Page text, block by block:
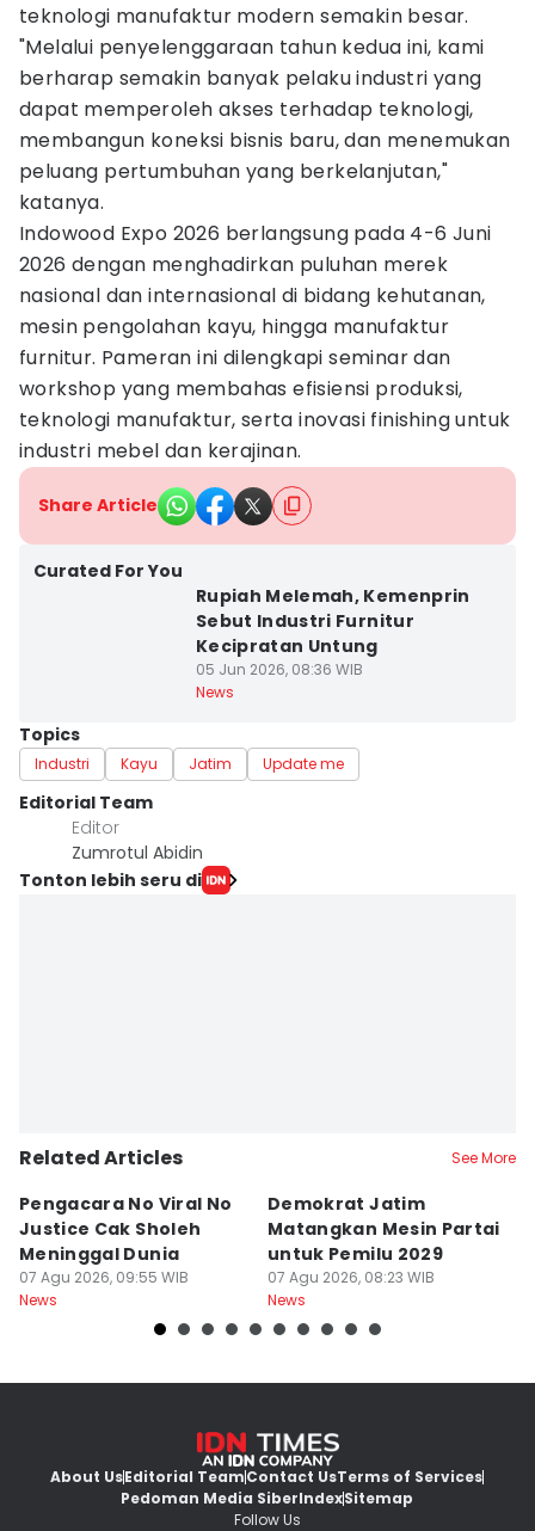
teknologi manufaktur modern semakin besar.
"Melalui penyelenggaraan tahun kedua ini, kami
berharap semakin banyak pelaku industri yang
dapat memperoleh akses terhadap teknologi,
membangun koneksi bisnis baru, dan menemukan
peluang pertumbuhan yang berkelanjutan,"
katanya.
Indowood Expo 2026 berlangsung pada 4-6 Juni
2026 dengan menghadirkan puluhan merek
nasional dan internasional di bidang kehutanan,
mesin pengolahan kayu, hingga manufaktur
furnitur. Pameran ini dilengkapi seminar dan
workshop yang membahas efisiensi produksi,
teknologi manufaktur, serta inovasi finishing untuk
industri mebel dan kerajinan.
Share Article
Curated For You
Rupiah Melemah, Kemenprin
Sebut Industri Furnitur
Kecipratan Untung
05 Jun 2026, 08:36 WIB
News
Topics
Industri Kayu Jatim Update me
Editorial Team
Editor
Zumrotul Abidin
Tonton lebih seru di
Related Articles See More
Pengacara No Viral No
Justice Cak Sholeh
Meninggal Dunia
07 Agu 2026, 09:55 WIB
News
Demokrat Jatim
Matangkan Mesin Partai
untuk Pemilu 2029
07 Agu 2026, 08:23 WIB
News
About UsEditorial TeamContact UsTerms of Services
Pedoman Media SiberIndexSitemap
Follow Us